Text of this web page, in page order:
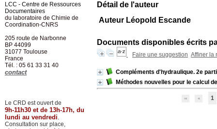
Détail de l'auteur
Auteur Léopold Escande
Documents disponibles écrits
Faire une suggestion Affiner la
Compléments d'hydraulique. 2e
Méthodes nouvelles pour le calcul
1
LCC - Centre de Ressources
Documentaires
du laboratoire de Chimie de
Coordination-CNRS
205 route de Narbonne
BP 44099
31077 Toulouse
France
Tél. : 05 61 33 31 40
contact
Le CRD est ouvert de
9h-11h30 et de 13h-17h, du
lundi au vendredi.
Consultation sur place,